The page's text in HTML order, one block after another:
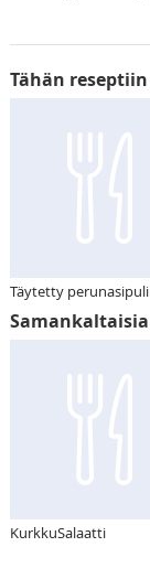
Tähän
Täytetty
KurkkuSalaatti